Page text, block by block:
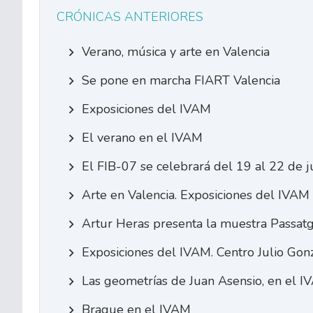
CRÓNICAS ANTERIORES
Verano, música y arte en Valencia
Se pone en marcha FIART Valencia
Exposiciones del IVAM
El verano en el IVAM
El FIB-07 se celebrará del 19 al 22 de
Arte en Valencia. Exposiciones del IVAM
Artur Heras presenta la muestra
Exposiciones del IVAM. Centro Julio
Las geometrías de Juan Asensio, en el
Braque en el IVAM